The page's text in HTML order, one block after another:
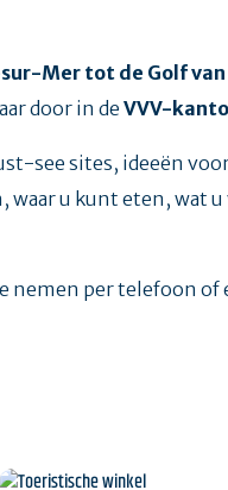
Mer tot de Golf
door in de VVV-
see sites, ideeën
u kunt eten, wat
nemen per telefoon